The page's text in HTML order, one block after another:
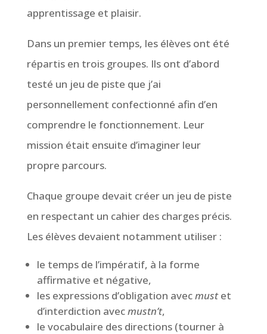
apprentissage et plaisir.
Dans un premier temps, les élèves ont été
répartis en trois groupes. Ils ont d’abord
testé un jeu de piste que j’ai
personnellement confectionné afin d’en
comprendre le fonctionnement. Leur
mission était ensuite d’imaginer leur
propre parcours.
Chaque groupe devait créer un jeu de piste
en respectant un cahier des charges précis.
Les élèves devaient notamment utiliser :
le temps de l’impératif, à la forme
affirmative et négative,
les expressions d’obligation avecmustet
d’interdiction avecmustn’t,
le vocabulaire des directions (tourner à